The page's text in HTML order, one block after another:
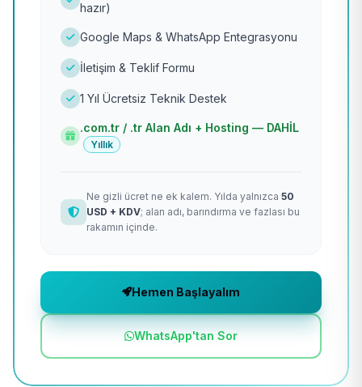
hazır)
Google Maps & WhatsApp Entegrasyonu
İletişim & Teklif Formu
1 Yıl Ücretsiz Teknik Destek
.com.tr / .tr Alan Adı + Hosting — DAHİL
Yıllık
Ne gizli ücret ne ek kalem. Yılda yalnızca 50
USD + KDV; alan adı, barındırma ve fazlası bu
rakamın içinde.
Hemen Başlayalım
WhatsApp'tan Sor